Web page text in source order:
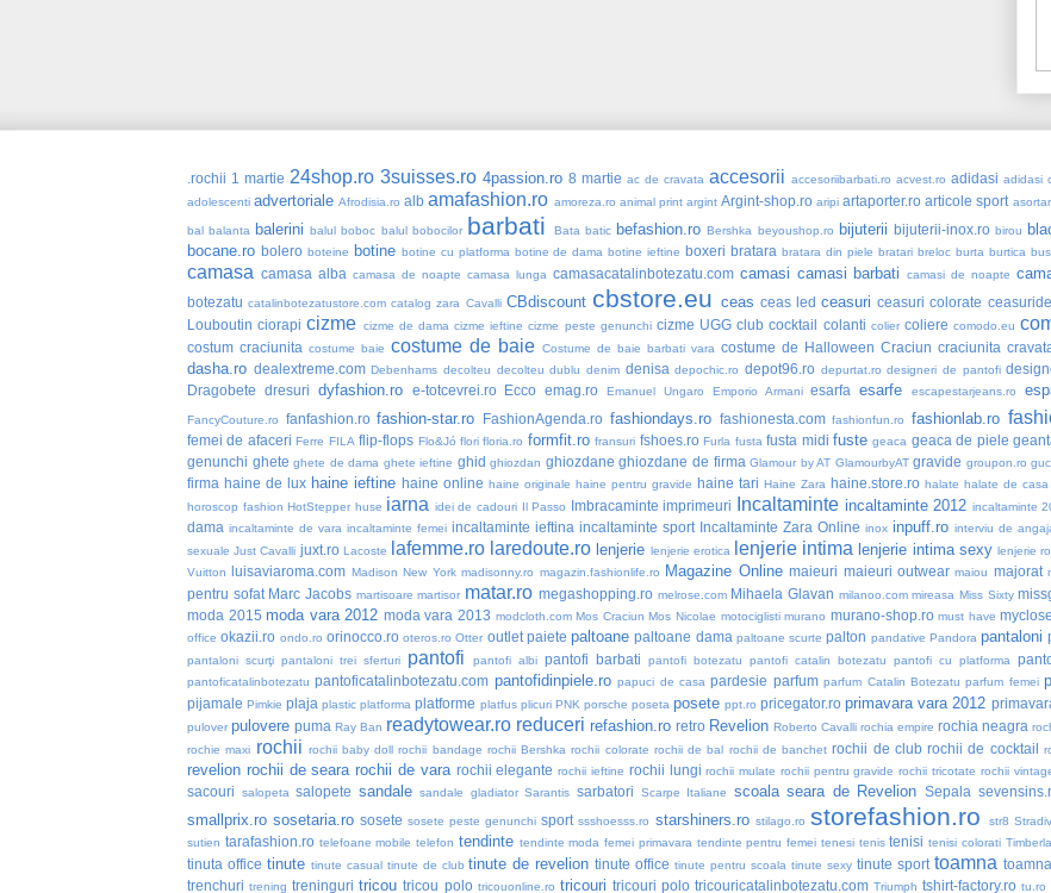
.rochii 1 martie 24shop.ro 3suisses.ro 4passion.ro 8 martie ac de cravata accesorii accesoriibarbati.ro acvest.ro adidasi adidasi
adolescenti advertoriale Afrodisia.ro alb amafashion.ro amoreza.ro animal print argint Argint-shop.ro aripi artaporter.ro articole sport
bal balanta balerini balul boboc balul bobocilor barbati Bata batic befashion.ro Bershka beyoushop.ro bijuterii bijuterii-inox.ro birou
bocane.ro bolero boteine botine botine cu platforma botine de dama botine ieftine boxeri bratara bratara din piele bratari breloc burta burtica
camasa camasa alba camasa de noapte camasa lunga camasacatalinbotezatu.com camasi camasi barbati camasi de noapte
botezatu catalinbotezatustore.com catalog zara Cavalli CBdiscount cbstore.eu ceas ceas led ceasuri ceasuri colorate
Louboutin ciorapi cizme cizme de dama cizme ieftine cizme peste genunchi cizme UGG club cocktail colanti colier coliere comodo.eu
costum craciunita costume baie costume de baie Costume de baie barbati vara costume de Halloween Craciun craciunita
dasha.ro dealextreme.com Debenhams decolteu decolteu dublu denim denisa depochic.ro depot96.ro depurtat.ro designeri de pantofi
Dragobete dresuri dyfashion.ro e-totcevrei.ro Ecco emag.ro Emanuel Ungaro Emporio Armani esarfa esarfe escapestarjeans.ro
FancyCouture.ro fanfashion.ro fashion-star.ro FashionAgenda.ro fashiondays.ro fashionesta.com fashionfun.ro fashionlab.ro
femei de afaceri Ferre FILA flip-flops Flo&Jó flori floria.ro formfit.ro fransuri fshoes.ro Furla fusta fusta midi fuste geaca geaca de piele
genunchi ghete ghete de dama ghete ieftine ghid ghiozdan ghiozdane ghiozdane de firma Glamour by AT GlamourbyAT gravide groupon.ro
firma haine de lux haine ieftine haine online haine originale haine pentru gravide haine tari Haine Zara haine.store.ro halate halate de casa
horoscop fashion HotStepper huse iarna idei de cadouri Il Passo Imbracaminte imprimeuri Incaltaminte incaltaminte 2012 incaltaminte
dama incaltaminte de vara incaltaminte femei incaltaminte ieftina incaltaminte sport Incaltaminte Zara Online inox inpuff.ro interviu de
sexuale Just Cavalli juxt.ro Lacoste lafemme.ro laredoute.ro lenjerie lenjerie erotica lenjerie intima lenjerie intima sexy lenjerie
Vuitton luisaviaroma.com Madison New York madisonny.ro magazin.fashionlife.ro Magazine Online maieuri maieuri outwear maiou majorat
pentru sofat Marc Jacobs martisoare martisor matar.ro megashopping.ro melrose.com Mihaela Glavan milanoo.com mireasa Miss Sixty
moda 2015 moda vara 2012 moda vara 2013 modcloth.com Mos Craciun Mos Nicolae motociglisti murano murano-shop.ro must have
office okazii.ro ondo.ro orinocco.ro oteros.ro Otter outlet paiete paltoane paltoane dama paltoane scurte palton pandative Pandora pantaloni
pantaloni scurţi pantaloni trei sferturi pantofi pantofi albi pantofi barbati pantofi botezatu pantofi catalin botezatu pantofi cu platforma
pantoficatalinbotezatu pantoficatalinbotezatu.com pantofidinpiele.ro papuci de casa pardesie parfum parfum Catalin Botezatu parfum femei
pijamale Pimkie plaja plastic platforma platforme platfus plicuri PNK porsche poseta posete ppt.ro pricegator.ro primavara vara 2012
pulover pulovere puma Ray Ban readytowear.ro reduceri refashion.ro retro Revelion Roberto Cavalli rochia empire rochia neagra
rochie maxi rochii rochii baby doll rochii bandage rochii Bershka rochii colorate rochii de bal rochii de banchet rochii de club rochii de cocktail
revelion rochii de seara rochii de vara rochii elegante rochii ieftine rochii lungi rochii mulate rochii pentru gravide rochii tricotate rochii
sacouri salopeta salopete sandale sandale gladiator Sarantis sarbatori Scarpe Italiane scoala seara de Revelion Sepala
smallprix.ro sosetaria.ro sosete sosete peste genunchi sport ssshoesss.ro starshiners.ro stilago.ro storefashion.ro str8
sutien tarafashion.ro telefoane mobile telefon tendinte tendinte moda femei primavara tendinte pentru femei tenesi tenis tenisi tenisi colorati
tinuta office tinute tinute casual tinute de club tinute de revelion tinute office tinute pentru scoala tinute sexy tinute sport toamna
trenchuri trening treninguri tricou tricou polo tricouonline.ro tricouri tricouri polo tricouricatalinbotezatu.com Triumph tshirt-factory.ro tu.ro